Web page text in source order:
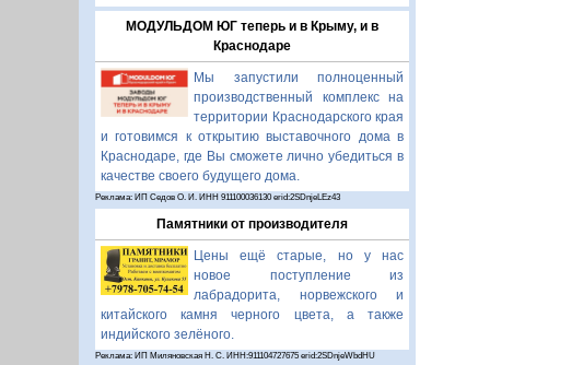
МОДУЛЬДОМ ЮГ теперь и в Крыму, и в
Краснодаре
Мы запустили полноценный
производственный комплекс на
территории Краснодарского края
и готовимся к открытию выставочного дома в
Краснодаре, где Вы сможете лично убедиться в
качестве своего будущего дома.
Реклама: ИП Седов О. И. ИНН 911100036130 erid:2SDnjeLEz43
Памятники от производителя
Цены ещё старые, но у нас
новое поступление из
лабрадорита, норвежского и
китайского камня черного цвета, а также
индийского зелёного.
Реклама: ИП Миляновская Н. С. ИНН:911104727675 erid:2SDnjeWbdHU